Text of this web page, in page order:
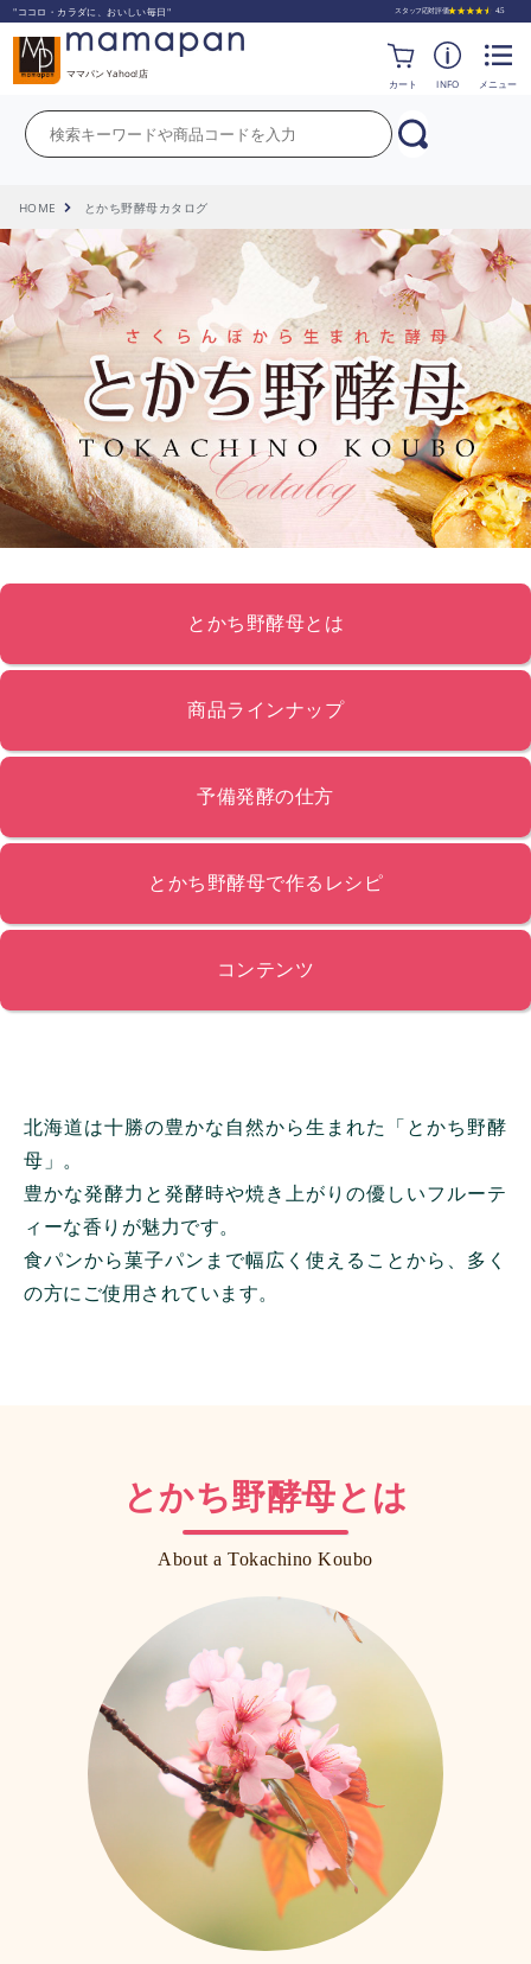
"ココロ・カラダに、おいしい毎日"
ママパン Yahoo!店
カート INFO メニュー
HOME とかち野酵母カタログ
とかち野酵母とは
商品ラインナップ
予備発酵の仕方
とかち野酵母で作るレシピ
コンテンツ
北海道は十勝の豊かな自然から生まれた「とかち野酵
母」。
豊かな発酵力と発酵時や焼き上がりの優しいフルーテ
ィーな香りが魅力です。
食パンから菓子パンまで幅広く使えることから、多く
の方にご使用されています。
とかち野酵母とは
About a Tokachino Koubo